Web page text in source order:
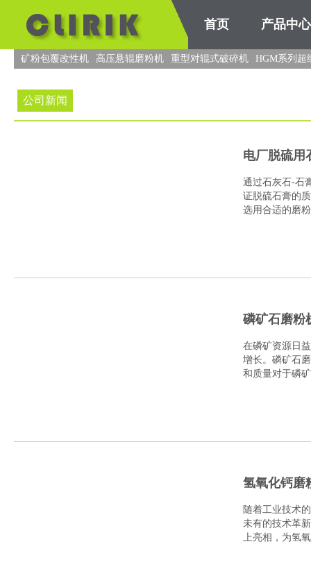
首页 产品中心
矿粉包覆改性机 高压悬辊磨粉机 重型对辊式破碎机 HGM系列超
公司新闻
电厂脱硫用
通过石灰石-石
证脱硫石膏的
选用合适的磨
磷矿石磨
在磷矿资源日
增长。磷矿石
和质量对于磷
氢氧化钙磨
随着工业技术
未有的技术革
上亮相，为氢